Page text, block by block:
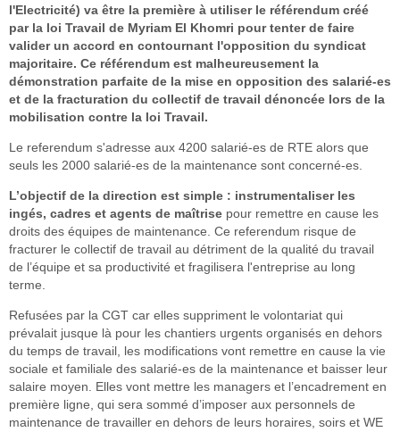
l'Electricité) va être la première à utiliser le référendum créé
par la loi Travail de Myriam El Khomri pour tenter de faire
valider un accord en contournant l'opposition du syndicat
majoritaire. Ce référendum est malheureusement la
démonstration parfaite de la mise en opposition des salarié-es
et de la fracturation du collectif de travail dénoncée lors de la
mobilisation contre la loi Travail.
Le referendum s'adresse aux 4200 salarié-es de RTE alors que
seuls les 2000 salarié-es de la maintenance sont concerné-es.
L’objectif de la direction est simple : instrumentaliser les
ingés, cadres et agents de maîtrise pour remettre en cause les
droits des équipes de maintenance. Ce referendum risque de
fracturer le collectif de travail au détriment de la qualité du travail
de l’équipe et sa productivité et fragilisera l'entreprise au long
terme.
Refusées par la CGT car elles suppriment le volontariat qui
prévalait jusque là pour les chantiers urgents organisés en dehors
du temps de travail, les modifications vont remettre en cause la vie
sociale et familiale des salarié-es de la maintenance et baisser leur
salaire moyen. Elles vont mettre les managers et l’encadrement en
première ligne, qui sera sommé d’imposer aux personnels de
maintenance de travailler en dehors de leurs horaires, soirs et WE